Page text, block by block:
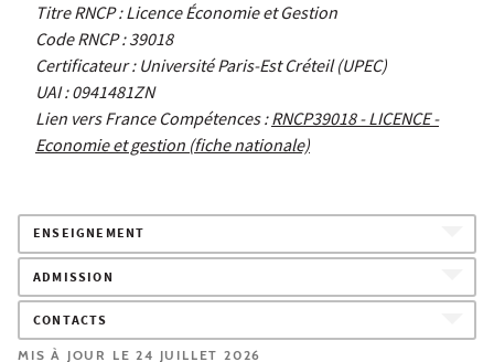
Titre RNCP : Licence Économie et Gestion
Code RNCP : 39018
Certificateur : Université Paris-Est Créteil (UPEC)
UAI : 0941481ZN
Lien vers France Compétences :RNCP39018 - LICENCE -
Economie et gestion (fiche nationale)
ENSEIGNEMENT
ADMISSION
CONTACTS
MIS À JOUR LE 24 JUILLET 2026